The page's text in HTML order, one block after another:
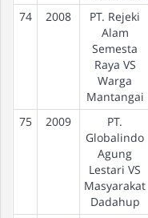
74 2008
PT. Rejeki
Alam
Semesta
Raya VS
Warga
Mantangai
75 2009
PT.
Globalindo
Agung
Lestari VS
Masyarakat
Dadahup